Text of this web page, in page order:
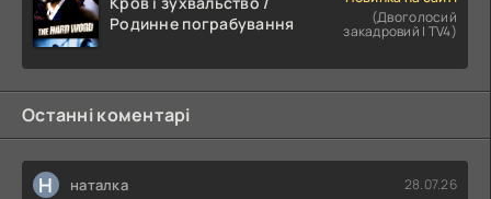
Родинне пограбування
(Двоголосий
закадровий | TV4)
Останні коментарі
Н наталка 28.07.26